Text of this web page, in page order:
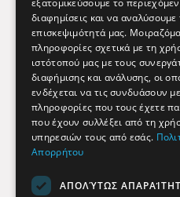
Όροι
Πολιτική
Social
εξατομικεύσουμε το
διαφημίσεις και να αναλύσουμε
επισκεψιμότητά μας.
πληροφορίες σχετικά με τη
ιστότοπού μας με τους
διαφήμισης και ανάλυσης, οι
ενδέχεται να τις συνδυάσουν
πληροφορίες που τους έχετε
που έχουν συλλέξει από τη
υπηρεσιών τους από εσάς.
Απορρήτου
ΑΠΟΛΎΤΩΣ